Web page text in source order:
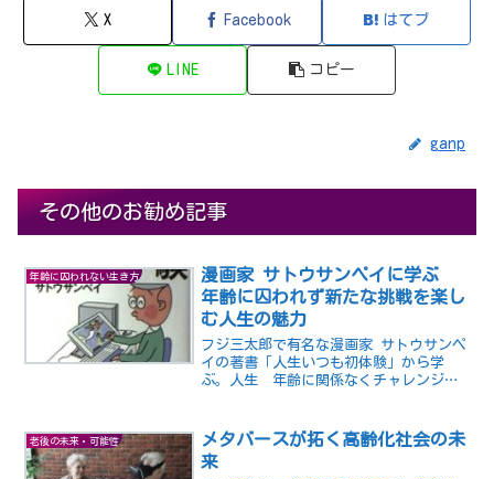
X Facebook はてブ
LINE コピー
ganp
その他のお勧め記事
年齢に囚われない生き方
漫画家 サトウサンペイに学ぶ
年齢に囚われず新たな挑戦を楽し
む人生の魅力
フジ三太郎で有名な漫画家 サトウサンペ
イの著書「人生いつも初体験」から学
ぶ。人生 年齢に関係なくチャレンジす
老後の未来・可能性
メタバースが拓く高齢化社会の未
来